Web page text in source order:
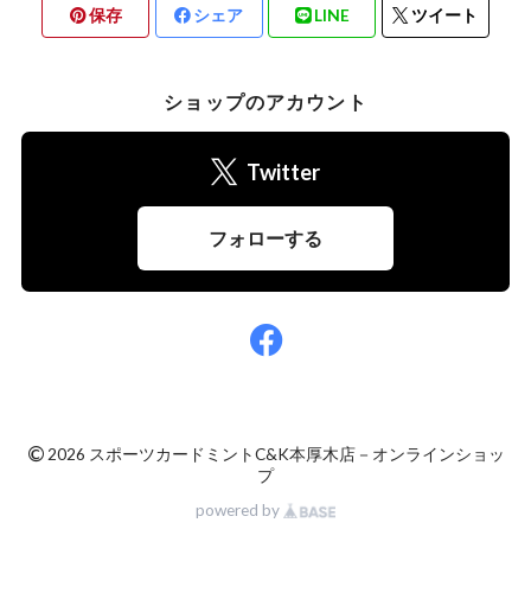
保存 シェア LINE ツイート
ショップのアカウント
Twitter
フォローする
©2026 スポーツカードミントC&K本厚木店－オンラインショッ
プ
powered by